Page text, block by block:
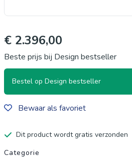
€ 2.396,00
Beste prijs bij Design bestseller
Bestel op Design bestseller
Bewaar als favoriet
Dit product wordt gratis verzonden
Productgegevens
Categorie